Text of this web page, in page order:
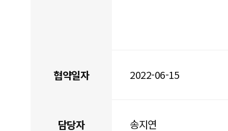
협약일자 2022-06-15
담당자 송지연